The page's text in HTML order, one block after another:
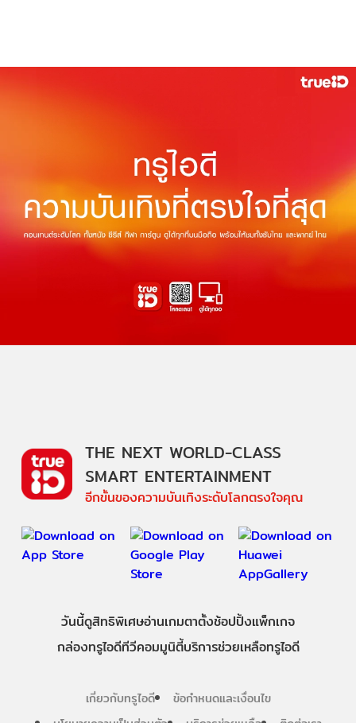
THE NEXT WORLD-CLASS
SMART ENTERTAINMENT
อีกขั้นของความบันเทิงระดับโลกตรงใจคุณ
วันนี้ดูสิทธิพิเศษอ่านเกมตาตั้งช้อปปิ้งแพ็กเกจ
กล่องทรูไอดีทีวีคอมมูนิตี้บริการช่วยเหลือทรูไอดี
เกี่ยวกับทรูไอดี
ข้อกำหนดและเงื่อนไข